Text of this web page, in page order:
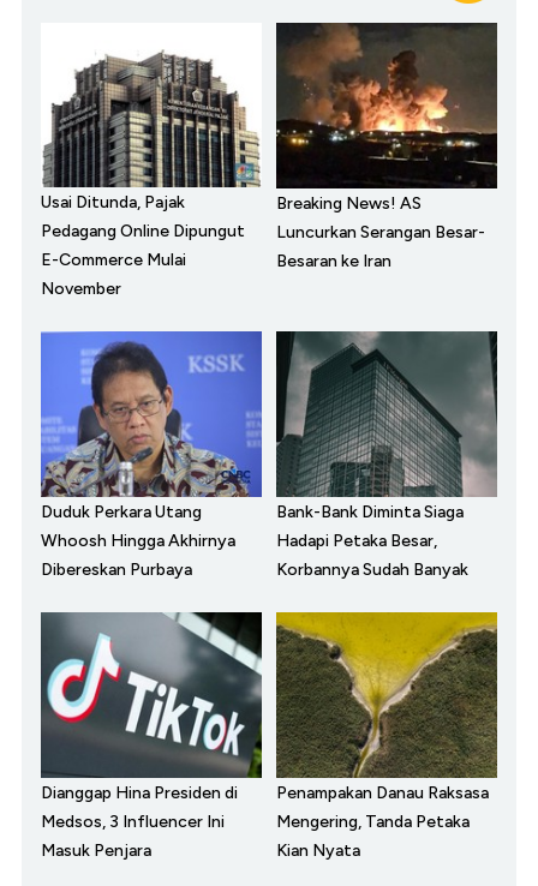
Usai Ditunda, Pajak
Pedagang Online Dipungut
E-Commerce Mulai
November
Breaking News! AS
Luncurkan Serangan Besar-
Besaran ke Iran
Duduk Perkara Utang
Whoosh Hingga Akhirnya
Dibereskan Purbaya
Bank-Bank Diminta Siaga
Hadapi Petaka Besar,
Korbannya Sudah Banyak
Dianggap Hina Presiden di
Medsos, 3 Influencer Ini
Masuk Penjara
Penampakan Danau Raksasa
Mengering, Tanda Petaka
Kian Nyata